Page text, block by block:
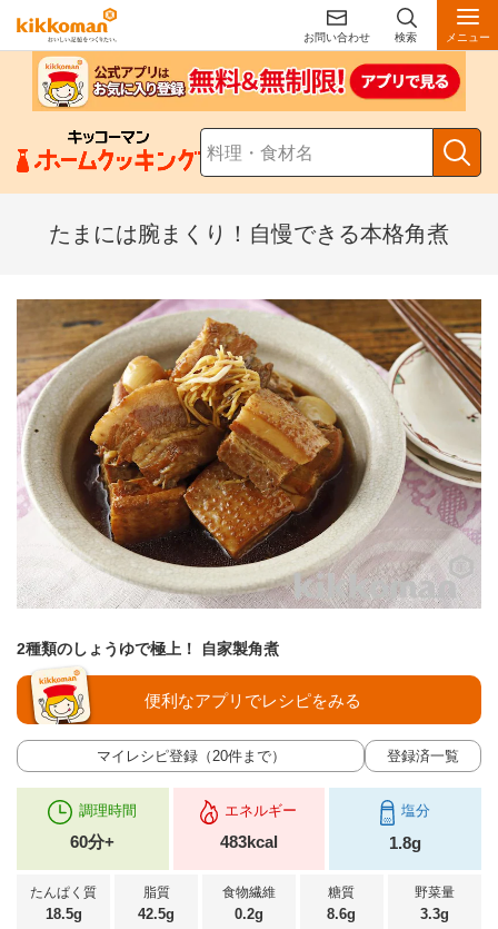
お問い合わせ 検索 メニュー
たまには腕まくり！自慢できる本格角煮
2種類のしょうゆで極上！ 自家製角煮
マイレシピ登録（20件まで） 登録済一覧
便利なアプリでレシピをみる
調理時間
60分+
エネルギー
483kcal
塩分
1.8g
たんぱく質
18.5g
脂質
42.5g
食物繊維
0.2g
糖質
8.6g
野菜量
3.3g